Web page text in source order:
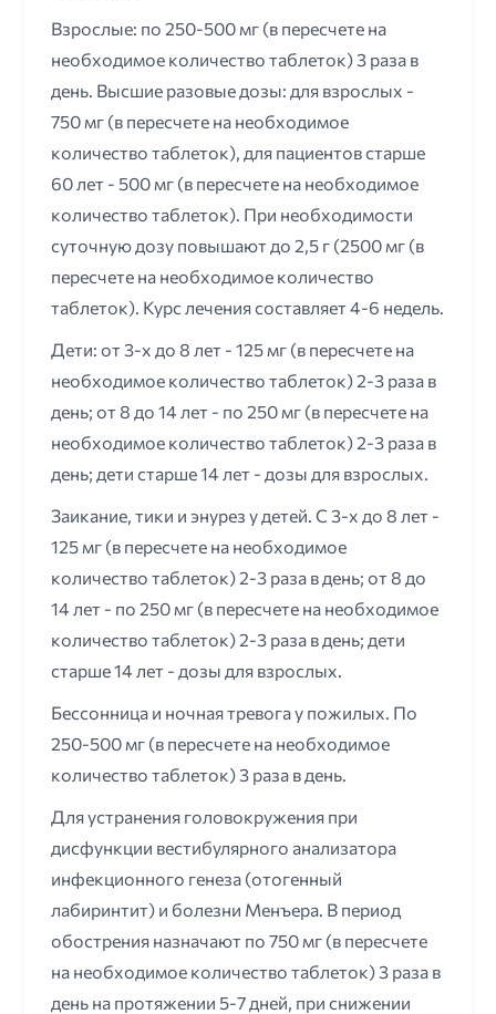
Взрослые: по 250-500 мг (в пересчете на
необходимое количество таблеток) 3 раза в
день. Высшие разовые дозы: для взрослых -
750 мг (в пересчете на необходимое
количество таблеток), для пациентов старше
60 лет - 500 мг (в пересчете на необходимое
количество таблеток). При необходимости
суточную дозу повышают до 2,5 г (2500 мг (в
пересчете на необходимое количество
таблеток). Курс лечения составляет 4-6 недель.
Дети: от 3-х до 8 лет - 125 мг (в пересчете на
необходимое количество таблеток) 2-3 раза в
день; от 8 до 14 лет - по 250 мг (в пересчете на
необходимое количество таблеток) 2-3 раза в
день; дети старше 14 лет - дозы для взрослых.
Заикание, тики и энурез у детей. С 3-х до 8 лет -
125 мг (в пересчете на необходимое
количество таблеток) 2-3 раза в день; от 8 до
14 лет - по 250 мг (в пересчете на необходимое
количество таблеток) 2-3 раза в день; дети
старше 14 лет - дозы для взрослых.
Бессонница и ночная тревога у пожилых. По
250-500 мг (в пересчете на необходимое
количество таблеток) 3 раза в день.
Для устранения головокружения при
дисфункции вестибулярного анализатора
инфекционного генеза (отогенный
лабиринтит) и болезни Менъера. В период
обострения назначают по 750 мг (в пересчете
на необходимое количество таблеток) 3 раза в
день на протяжении 5-7 дней, при снижении